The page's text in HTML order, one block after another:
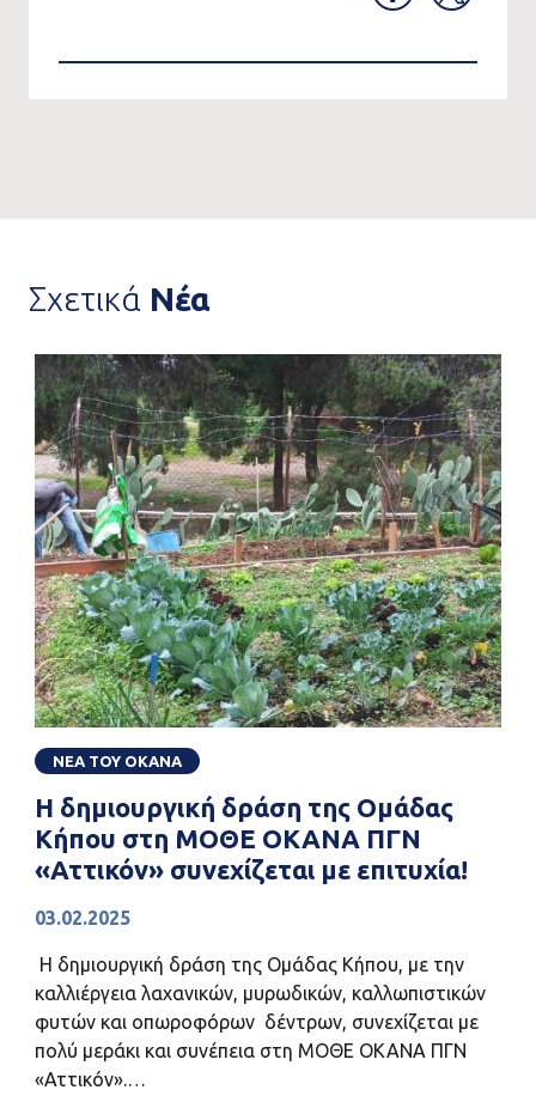
Σχετικά Νέα
ΝΕΑ ΤΟΥ ΟΚΑΝΑ
Η δημιουργική δράση της Ομάδας
Κήπου στη ΜΟΘΕ ΟΚΑΝΑ ΠΓΝ
«Αττικόν» συνεχίζεται με επιτυχία!
03.02.2025
Η δημιουργική δράση της Ομάδας Κήπου, με την
καλλιέργεια λαχανικών, μυρωδικών, καλλωπιστικών
φυτών και οπωροφόρων δέντρων, συνεχίζεται με
πολύ μεράκι και συνέπεια στη ΜΟΘΕ ΟΚΑΝΑ ΠΓΝ
«Αττικόν».…